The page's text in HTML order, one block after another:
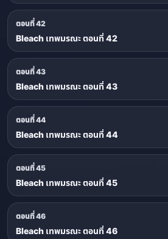
ตอนที่ 42
Bleach เทพมรณะ ตอนที่ 42
ตอนที่ 43
Bleach เทพมรณะ ตอนที่ 43
ตอนที่ 44
Bleach เทพมรณะ ตอนที่ 44
ตอนที่ 45
Bleach เทพมรณะ ตอนที่ 45
ตอนที่ 46
Bleach เทพมรณะ ตอนที่ 46